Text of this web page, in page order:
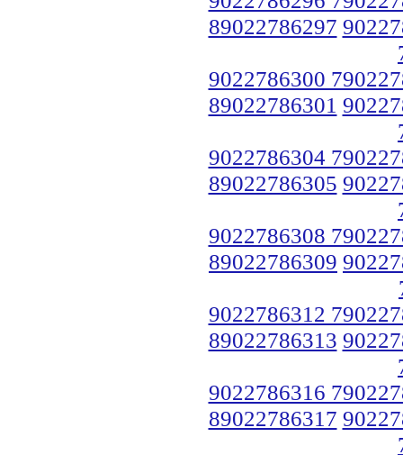
89022786297
9022786300
89022786301
9022786304
89022786305
9022786308
89022786309
9022786312
89022786313
9022786316
89022786317